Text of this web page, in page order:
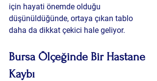
için hayati önemde olduğu
düşünüldüğünde, ortaya çıkan tablo
daha da dikkat çekici hale geliyor.
Bursa Ölçeğinde Bir Hastane
Kaybı